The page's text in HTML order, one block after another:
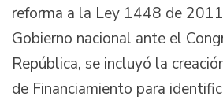
reforma a la Ley 1448 de
Gobierno nacional ante el
República, se incluyó la
de Financiamiento para